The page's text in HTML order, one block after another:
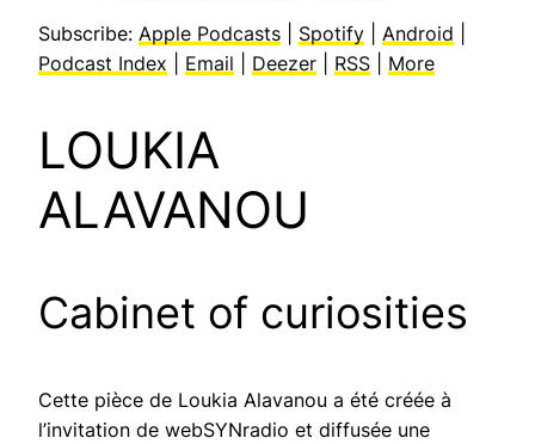
Subscribe: Apple Podcasts Spotify Android
Podcast Index
Email Deezer RSS More
LOUKIA
ALAVANOU
Cabinet of curiosities
Cette pièce de Loukia Alavanou a été créée à
l’invitation de webSYNradio et diffusée une